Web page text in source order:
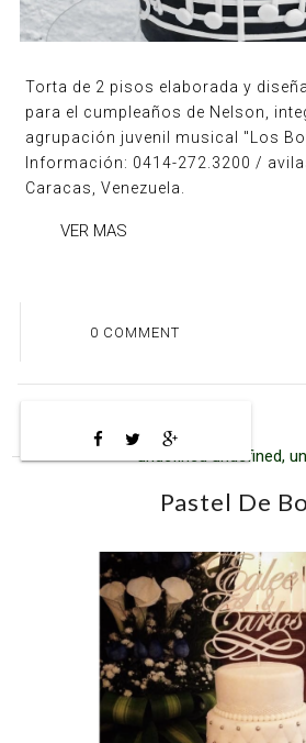
Torta de 2 pisos elaborada y
para el cumpleaños de Nelson,
agrupación juvenil musical "Los
Información: 0414-272.3200 /
Caracas, Venezuela.
VER MAS
0 COMMENT
undefined undefined,
Pastel De